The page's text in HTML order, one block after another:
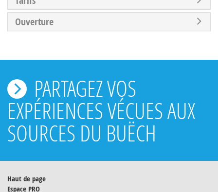
Ouverture
PARTAGEZ VOS
EXPÉRIENCES VÉCUES AUX
SOURCES DU BUËCH
Haut de page
Espace PRO